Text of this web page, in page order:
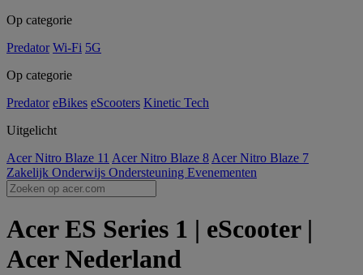
Op categorie
Predator Wi-Fi 5G
Op categorie
Predator eBikes eScooters Kinetic Tech
Uitgelicht
Acer Nitro Blaze 11 Acer Nitro Blaze 8 Acer Nitro Blaze 7
Zakelijk Onderwijs Ondersteuning Evenementen
Acer ES Series 1 | eScooter |
Acer Nederland